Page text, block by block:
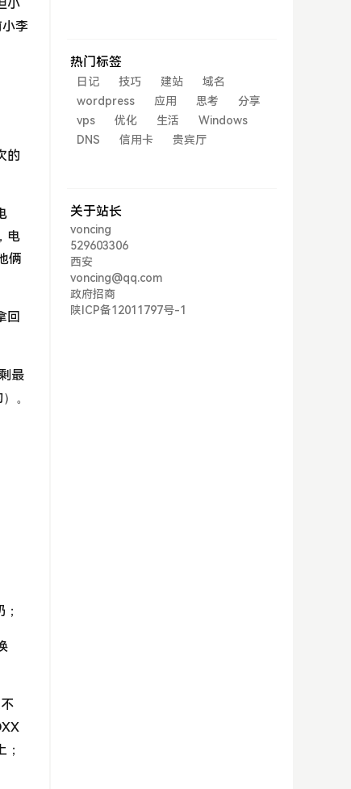
小
李
的
电
俩
回
最
。
热门标签
日记 技巧 建站
域名
wordpress
应用 思考
分享
vps
优化 生活
Windows
DNS
信用卡 贵宾厅
关于站长
voncing
529603306
西安
voncing@qq.com
政府招商
陕ICP备12011797号-1